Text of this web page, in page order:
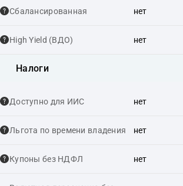
Сбалансированная нет
High Yield (ВДО) нет
Налоги
Доступно для ИИС нет
Льгота по времени владения нет
Купоны без НДФЛ нет